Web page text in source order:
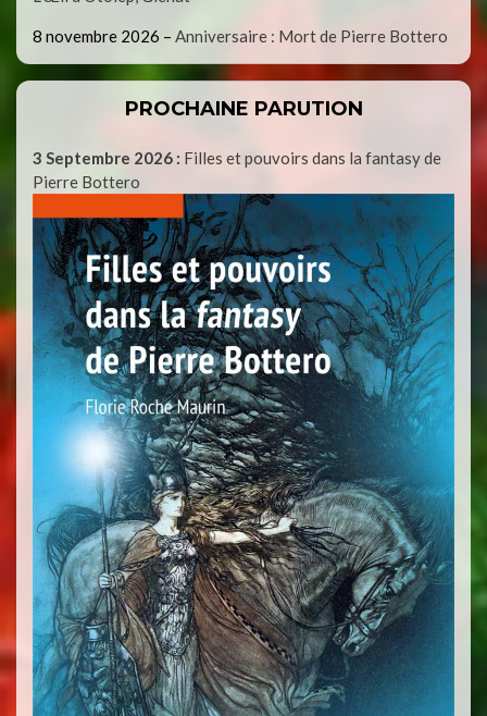
8 novembre 2026 – Anniversaire : Mort de Pierre Bottero
PROCHAINE PARUTION
3 Septembre 2026 : Filles et pouvoirs dans la fantasy de
Pierre Bottero